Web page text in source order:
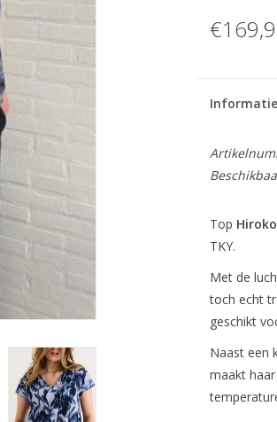
Informatie
Top Hiroko
TKY.
Met de
toch echt
geschikt
Naast een
maakt